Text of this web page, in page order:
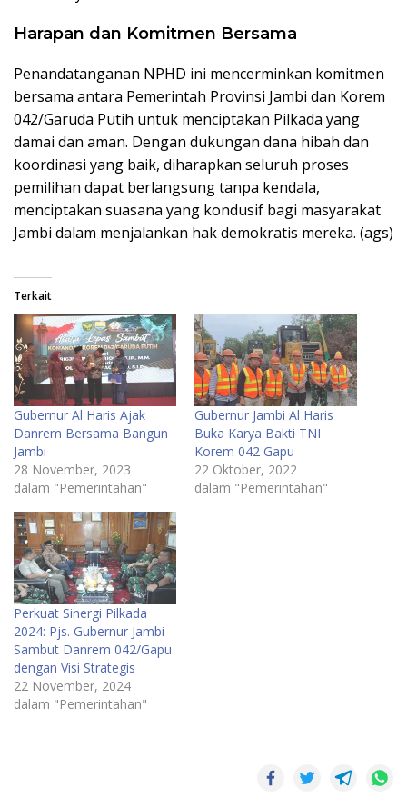
Harapan dan Komitmen Bersama
Penandatanganan NPHD ini mencerminkan komitmen
bersama antara Pemerintah Provinsi Jambi dan Korem
042/Garuda Putih untuk menciptakan Pilkada yang
damai dan aman. Dengan dukungan dana hibah dan
koordinasi yang baik, diharapkan seluruh proses
pemilihan dapat berlangsung tanpa kendala,
menciptakan suasana yang kondusif bagi masyarakat
Jambi dalam menjalankan hak demokratis mereka. (ags)
Terkait
Gubernur Al Haris Ajak
Danrem Bersama Bangun
Jambi
28 November, 2023
dalam "Pemerintahan"
Gubernur Jambi Al Haris
Buka Karya Bakti TNI
Korem 042 Gapu
22 Oktober, 2022
dalam "Pemerintahan"
Perkuat Sinergi Pilkada
2024: Pjs. Gubernur Jambi
Sambut Danrem 042/Gapu
dengan Visi Strategis
22 November, 2024
dalam "Pemerintahan"